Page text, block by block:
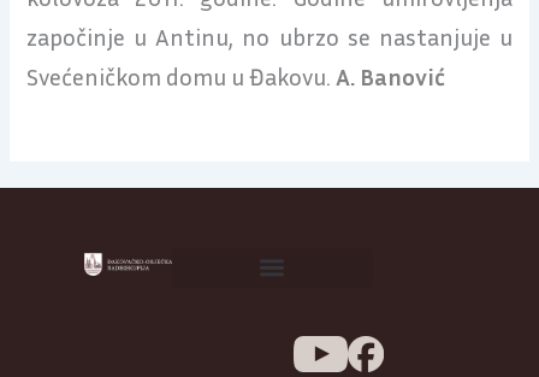
započinje u Antinu, no ubrzo se nastanjuje u
Svećeničkom domu u Đakovu. A. Banović